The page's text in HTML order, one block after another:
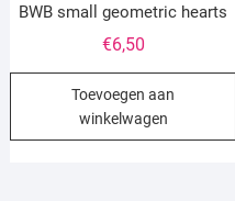
BWB small geometric hearts
€6,50
Toevoegen aan
winkelwagen